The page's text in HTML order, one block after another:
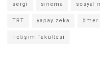
sergi sinema sosyal
TRT yapay zeka ömer
İletişim Fakültesi